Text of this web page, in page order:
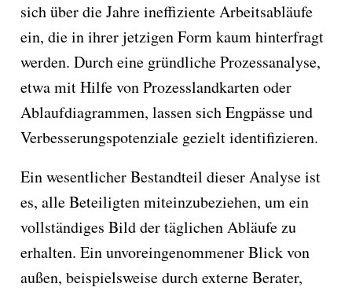
sich über die Jahre ineffiziente Arbeitsabläufe
ein, die in ihrer jetzigen Form kaum hinterfragt
werden. Durch eine gründliche Prozessanalyse,
etwa mit Hilfe von Prozesslandkarten oder
Ablaufdiagrammen, lassen sich Engpässe und
Verbesserungspotenziale gezielt identifizieren.
Ein wesentlicher Bestandteil dieser Analyse ist
es, alle Beteiligten miteinzubeziehen, um ein
vollständiges Bild der täglichen Abläufe zu
erhalten. Ein unvoreingenommener Blick von
außen, beispielsweise durch externe Berater,